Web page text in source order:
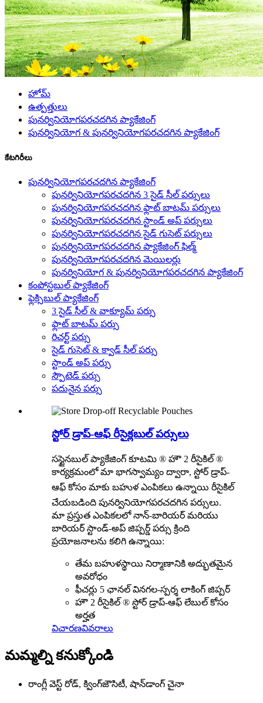
హోమ్
ఉత్పత్తులు
పునర్వినియోగపరచదగిన ప్యాకేజింగ్
పునర్వినియోగ & పునర్వినియోగపరచదగిన ప్యాకేజింగ్
కేటగిరీలు
పునర్వినియోగపరచదగిన ప్యాకేజింగ్
పునర్వినియోగపరచదగిన 3 సైడ్ సీల్ పర్సులు
పునర్వినియోగపరచదగిన ఫ్లాట్ బాటమ్ పర్సులు
పునర్వినియోగపరచదగిన స్టాండ్ అప్ పర్సులు
పునర్వినియోగపరచదగిన సైడ్ గుసెట్ పర్సులు
పునర్వినియోగపరచదగిన ప్యాకేజింగ్ ఫిల్మ్
పునర్వినియోగపరచదగిన మెయిలర్లు
పునర్వినియోగ & పునర్వినియోగపరచదగిన ప్యాకేజింగ్
కంపోస్టబుల్ ప్యాకేజింగ్
ఫ్లెక్సిబుల్ ప్యాకేజింగ్
3 సైడ్ సీల్ & వాక్యూమ్ పర్సు
ఫ్లాట్ బాటమ్ పర్సు
రిచర్ట్ పర్సు
సైడ్ గుసెట్ & క్వాడ్ సీల్ పర్సు
స్టాండ్ అప్ పర్సు
స్పౌటెడ్ పర్సు
పదునైన పర్సు
స్టోర్ డ్రాప్-ఆఫ్ రీసైక్లబుల్ పర్సులు
సస్టైనబుల్ ప్యాకేజింగ్ కూటమి ® హౌ 2 రీసైకిల్ ®
కార్యక్రమంలో మా భాగస్వామ్యం ద్వారా, స్టోర్ డ్రాప్-
ఆఫ్ కోసం మాకు బహుళ ఎంపికలు ఉన్నాయి రీసైకిల్
చేయబడింది పునర్వినియోగపరచదగిన పర్సులు.
మా ప్రస్తుత ఎంపికలలో నాన్-బారియర్ మరియు
బారియర్ స్టాండ్-అప్ జిప్పర్డ్ పర్సు క్రింది
ప్రయోజనాలను కలిగి ఉన్నాయి:
తేమ బహుళస్థాయి నిర్మాణానికి అద్భుతమైన
అవరోధం
ఫీచర్లు 5 ఛానల్ వినగల-స్పర్శ లాకింగ్ జిప్పర్
హౌ 2 రీసైకిల్ ® స్టోర్ డ్రాప్-ఆఫ్ లేబుల్ కోసం
అర్హత
విచారణవివరాలు
మమ్మల్ని కనుక్కోండి
రాంగ్లీ వెస్ట్ రోడ్, క్వింగ్‌జౌసిటీ, షాన్‌డాంగ్ చైనా